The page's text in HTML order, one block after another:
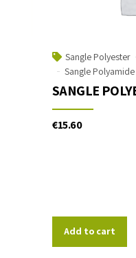
Sangle Polyester
Sangle Polyamide
SANGLE
€15.60
Add to cart